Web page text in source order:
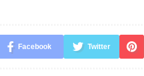
Facebook Twitter